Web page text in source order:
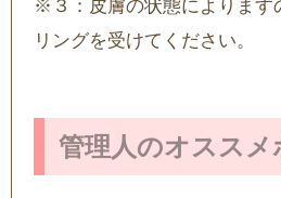
※３：皮膚の状態によります
リングを受けてください。
管理人のオススメ